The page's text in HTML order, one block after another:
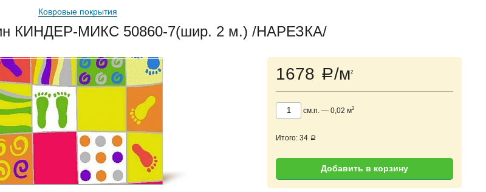
Ковровые покрытия
КИНДЕР-МИКС 50860-7(шир. 2 м.) /НАРЕЗКА/
1678 a/м2
см.п. — 0,02 м2
Итого: 34 a
Добавить в корзину